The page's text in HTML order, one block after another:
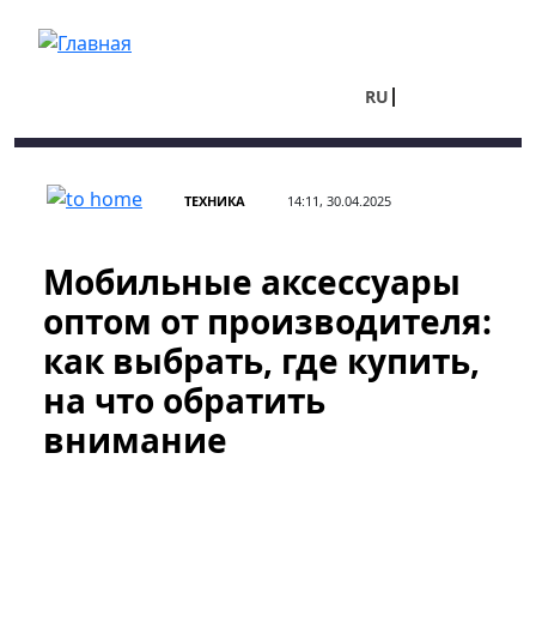
RU
ТЕХНИКА 14:11, 30.04.2025
Мобильные аксессуары
оптом от производителя:
как выбрать, где купить,
на что обратить
внимание